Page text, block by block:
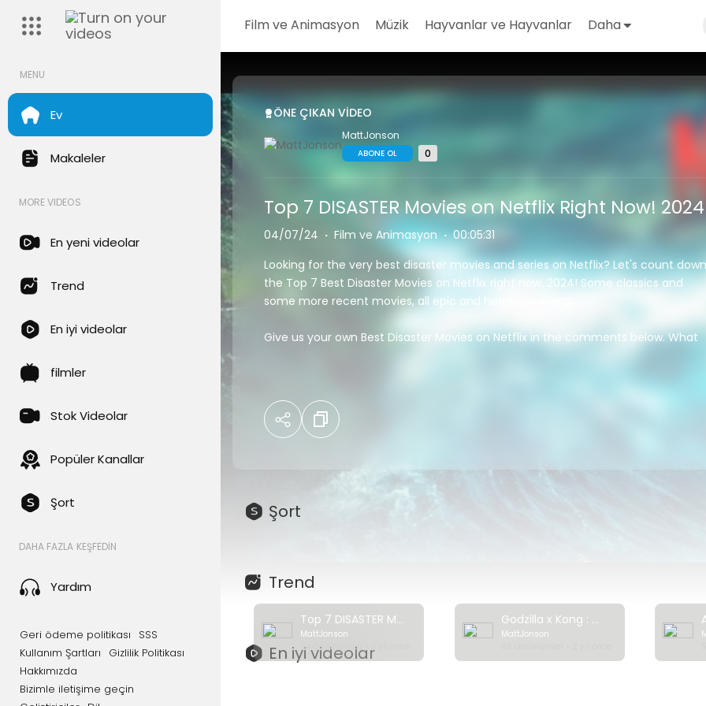
Film ve Animasyon Müzik Hayvanlar ve Hayvanlar Daha
MENU
Ev
Makaleler
MORE VIDEOS
En yeni videolar
Trend
En iyi videolar
filmler
Stok Videolar
Popüler Kanallar
Şort
DAHA FAZLA KEŞFEDIN
Yardım
Geri ödeme politikası
SSS
Kullanım Şartları
Gizlilik Politikası
Hakkımızda
Bizimle iletişime geçin
ÖNE ÇIKAN VIDEO
MattJonson
ABONE OL 0
Top 7 DISASTER Movies on Netflix Right Now! 2024
04/07/24 · Film ve Animasyon · 00:05:31
Looking for the very best disaster movies and series on Netflix? Let's count down
the Top 7 Best Disaster Movies on Netflix right now, 2024! Some classics and
some more recent movies, all epic and heart-pounding.
Give us your own Best Disaster Movies on Netflix in the comments below. What
disaster movies should Netflix add? What are your favorite disaster movies of all
Can't find the movie on Netflix? Watch this video where I show you how to
movies from other regions:
01:45 - 5 - The Volcano - Rescue from Whakaari
03:52- 2 - High Water
04:31 - 1 - The Impossible
Cinegold brings you weekly videos that help you find the best movies to watch
on Netflix! Check out our channel for more videos like this one.
Şort
Trend
En iyi videolar
Top 7 DISASTER Movies on Netflix Right Now! 2024
MattJonson
94 Görünümler • 2 yıl önce
Godzilla x Kong : The New Empire | Official Trailer
MattJonson